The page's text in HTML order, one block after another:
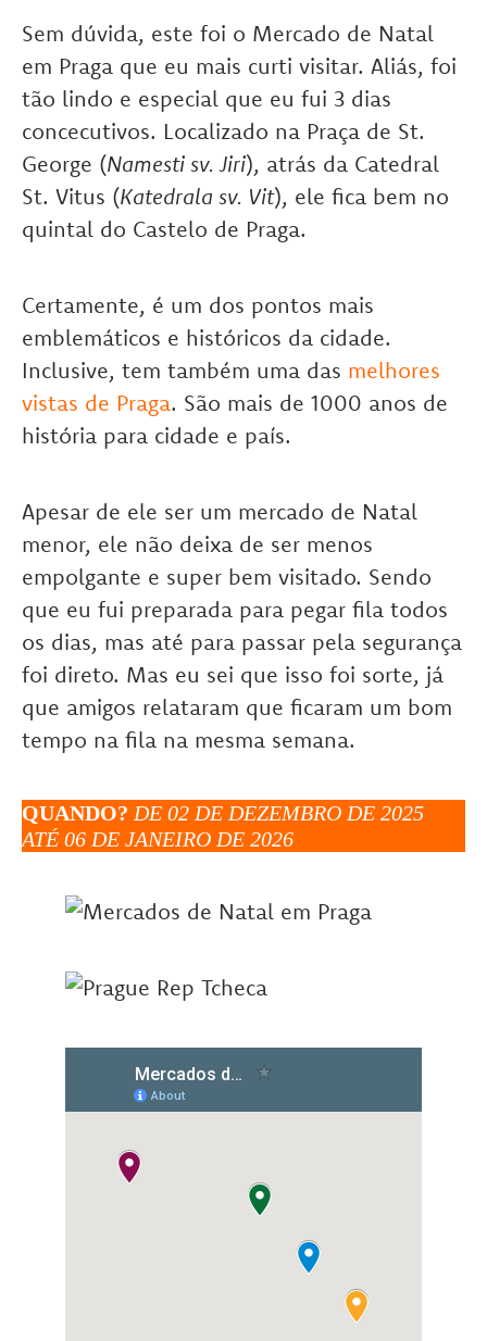
Sem dúvida, este foi o Mercado de Natal
em Praga que eu mais curti visitar. Aliás, foi
tão lindo e especial que eu fui 3 dias
concecutivos. Localizado na Praça de St.
George (Namesti sv. Jiri), atrás da Catedral
St. Vitus (Katedrala sv. Vit), ele fica bem no
quintal do Castelo de Praga.
Certamente, é um dos pontos mais
emblemáticos e históricos da cidade.
Inclusive, tem também uma das melhores
vistas de Praga. São mais de 1000 anos de
história para cidade e país.
Apesar de ele ser um mercado de Natal
menor, ele não deixa de ser menos
empolgante e super bem visitado. Sendo
que eu fui preparada para pegar fila todos
os dias, mas até para passar pela segurança
foi direto. Mas eu sei que isso foi sorte, já
que amigos relataram que ficaram um bom
tempo na fila na mesma semana.
QUANDO? DE 02 DE DEZEMBRO DE 2025
ATÉ 06 DE JANEIRO DE 2026